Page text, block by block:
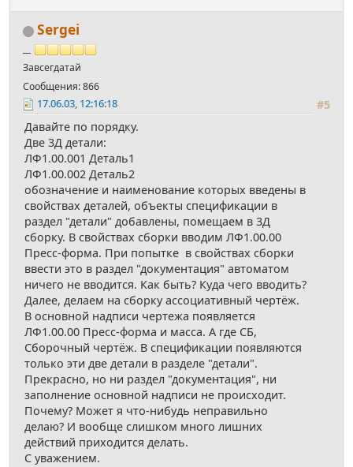
Sergei
Завсегдатай
Сообщения: 866
#5
17.06.03, 12:16:18
Давайте по порядку.
Две 3Д детали:
ЛФ1.00.001 Деталь1
ЛФ1.00.002 Деталь2
обозначение и наименование которых введены в
свойствах деталей, объекты спецификации в
раздел "детали" добавлены, помещаем в 3Д
сборку. В свойствах сборки вводим ЛФ1.00.00
Пресс-форма. При попытке в свойствах сборки
ввести это в раздел "документация" автоматом
ничего не вводится. Как быть? Куда чего вводить?
Далее, делаем на сборку ассоциативный чертёж.
В основной надписи чертежа появляется
ЛФ1.00.00 Пресс-форма и масса. А где СБ,
Сборочный чертёж. В спецификации появляются
только эти две детали в разделе "детали".
Прекрасно, но ни раздел "документация", ни
заполнение основной надписи не происходит.
Почему? Может я что-нибудь неправильно
делаю? И вообще слишком много лишних
действий приходится делать.
С уважением.